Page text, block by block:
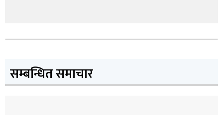
सम्बन्धित समाचार